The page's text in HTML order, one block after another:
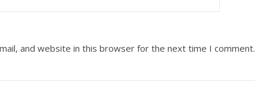
and website in this browser for the next time I comment.